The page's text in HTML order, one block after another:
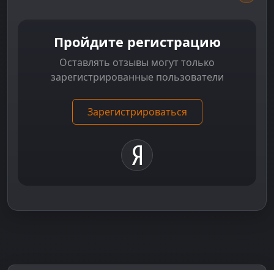
Пройдите регистрацию
Оставлять отзывы могут только
зарегистрированные пользователи
Зарегистрироваться